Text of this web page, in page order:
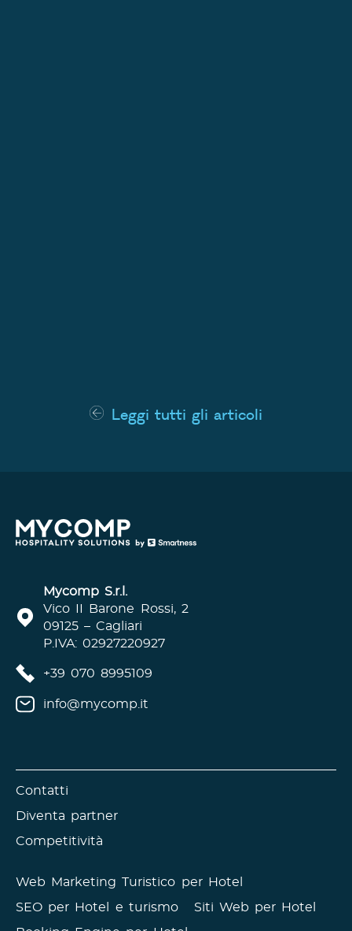
Leggi tutti gli articoli
Mycomp S.r.l.
Vico II Barone Rossi, 2
09125 – Cagliari
P.IVA: 02927220927
+39 070 8995109
info@mycomp.it
Contatti
Diventa partner
Competitività
Web Marketing Turistico per Hotel
SEO per Hotel e turismo
Siti Web per Hotel